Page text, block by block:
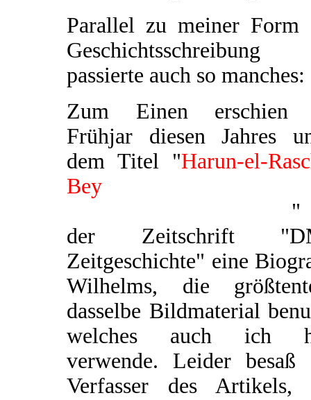
Parallel zu meiner Form
Geschichtsschreibung
passierte auch so manches:
Zum Einen erschien
Frühjar diesen Jahres
dem Titel "Harun-el-
Bey
"
der Zeitschrift
Zeitgeschichte" eine
Wilhelms, die
dasselbe Bildmaterial
welches auch ich
verwende. Leider besaß
Verfasser des Artikels,